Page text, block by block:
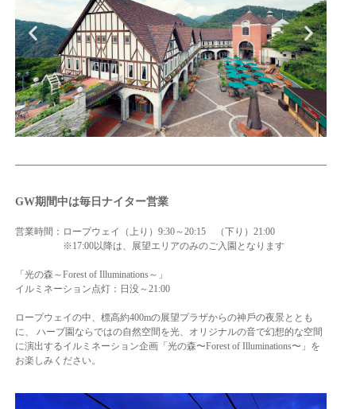
GW期間中は毎日ナイター営業
営業時間：ロープウェイ（上り）9:30～20:15 （下り）21:00
※17:00以降は、展望エリアのみのご入園となります
「光の森～Forest of Illuminations～」
イルミネーション点灯：日没～21:00
ロープウェイの中、標⾼約400mの展望プラザからの神⼾の夜景ととも
に、 ハーブ園ならではの⾃然空間を光、オリジナルの⾳で幻想的な空間
に演出するイルミネーション企画「光の森〜Forest of Illuminations〜」を
お楽しみください。